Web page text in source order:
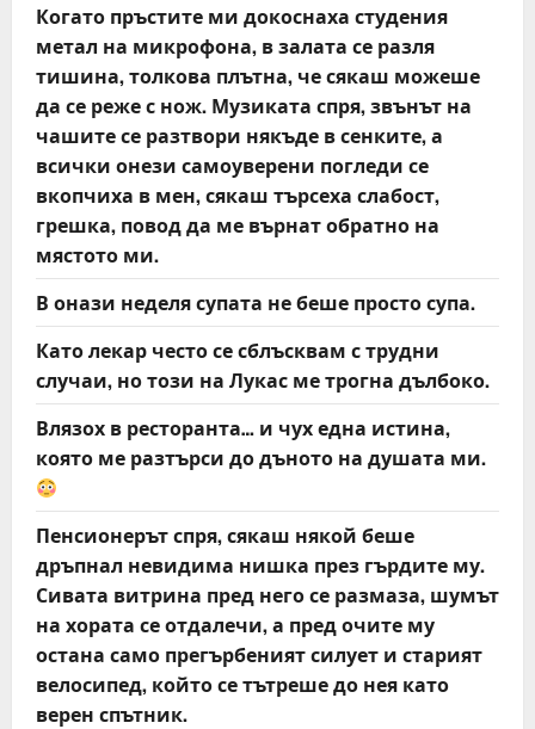
Когато пръстите ми докоснаха студения
метал на микрофона, в залата се разля
тишина, толкова плътна, че сякаш можеше
да се реже с нож. Музиката спря, звънът на
чашите се разтвори някъде в сенките, а
всички онези самоуверени погледи се
вкопчиха в мен, сякаш търсеха слабост,
грешка, повод да ме върнат обратно на
мястото ми.
В онази неделя супата не беше просто супа.
Като лекар често се сблъсквам с трудни
случаи, но този на Лукас ме трогна дълбоко.
Влязох в ресторанта… и чух една истина,
която ме разтърси до дъното на душата ми.
Пенсионерът спря, сякаш някой беше
дръпнал невидима нишка през гърдите му.
Сивата витрина пред него се размаза, шумът
на хората се отдалечи, а пред очите му
остана само прегърбеният силует и старият
велосипед, който се тътреше до нея като
верен спътник.